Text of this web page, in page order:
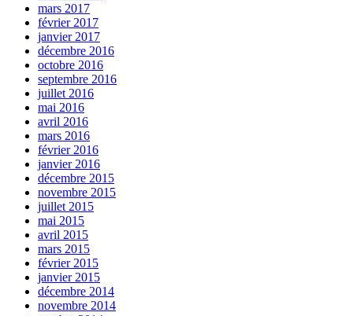
mars 2017
février 2017
janvier 2017
décembre 2016
octobre 2016
septembre 2016
juillet 2016
mai 2016
avril 2016
mars 2016
février 2016
janvier 2016
décembre 2015
novembre 2015
juillet 2015
mai 2015
avril 2015
mars 2015
février 2015
janvier 2015
décembre 2014
novembre 2014